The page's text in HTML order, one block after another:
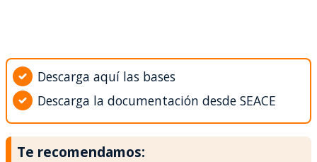
Descarga aquí las bases
Descarga la documentación desde SEACE
Te recomendamos: